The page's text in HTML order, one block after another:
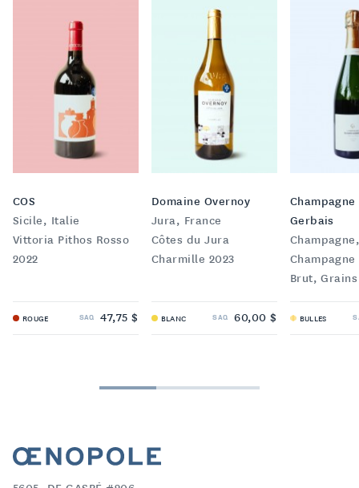
COS
Sicile, Italie
Vittoria Pithos Rosso
2022
ROUGE SAQ 47,75 $
Domaine Overnoy
Jura, France
Côtes du Jura
Charmille 2023
BLANC SAQ 60,00 $
Gerbais
Brut,
BULLES